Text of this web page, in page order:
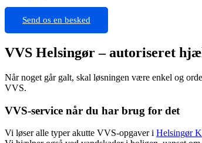
Send os en besked
VVS Helsingør – autoriseret
Når noget går galt, skal løsningen være enkel og
VVS.
VVS-service når du har brug for det
Vi løser alle typer akutte VVS-opgaver i Helsingør